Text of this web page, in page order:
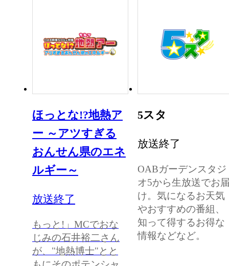
ほっとな!?地熱ア
ー ～アツすぎる
おんせん県のエネ
ルギー～
放送終了
もっと!」MCでおな
じみの石井裕二さん
が、"地熱博士"とと
5スタ
放送終了
OABガーデンスタジ
オ5から生放送でお
け。気になるお天気
やおすすめの番組、
知って得するお得な
情報などなど。